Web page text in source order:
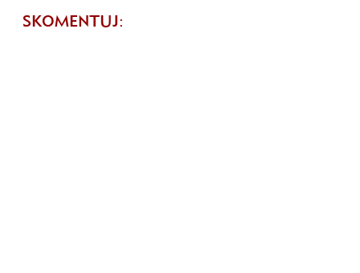
SKOMENTUJ: